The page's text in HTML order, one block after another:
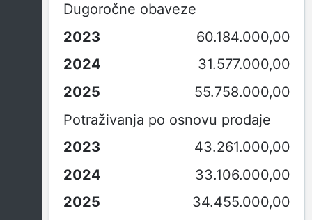
Dugoročne obaveze
60.184.000,00
31.577.000,00
55.758.000,00
Potraživanja po osnovu prodaje
43.261.000,00
33.106.000,00
34.455.000,00